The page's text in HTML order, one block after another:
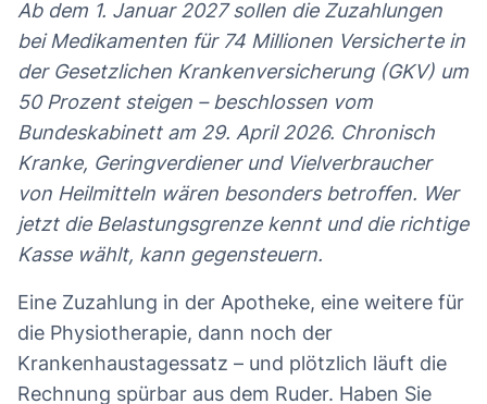
Ab dem 1. Januar 2027 sollen die Zuzahlungen
bei Medikamenten für 74 Millionen Versicherte in
der Gesetzlichen Krankenversicherung (GKV) um
50 Prozent steigen – beschlossen vom
Bundeskabinett am 29. April 2026. Chronisch
Kranke, Geringverdiener und Vielverbraucher
von Heilmitteln wären besonders betroffen. Wer
jetzt die Belastungsgrenze kennt und die richtige
Kasse wählt, kann gegensteuern.
Eine Zuzahlung in der Apotheke, eine weitere für
die Physiotherapie, dann noch der
Krankenhaustagessatz – und plötzlich läuft die
Rechnung spürbar aus dem Ruder. Haben Sie